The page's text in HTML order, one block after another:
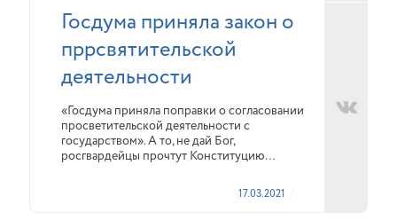
Госдума приняла закон о
пррсвятительской
деятельности
«Госдума приняла поправки о согласовании
просветительской деятельности с
государством». А то, не дай Бог,
росгвардейцы прочтут Конституцию…
17.03.2021